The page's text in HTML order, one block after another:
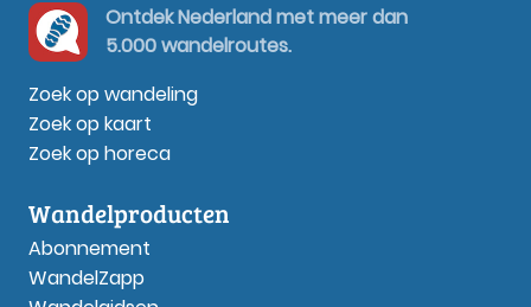
Ontdek Nederland met meer dan
5.000 wandelroutes.
Zoek op wandeling
Zoek op kaart
Zoek op horeca
Wandelproducten
Abonnement
WandelZapp